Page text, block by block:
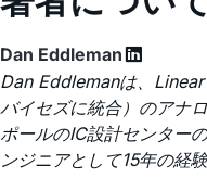
Dan Eddleman
Dan Eddlemanは、
バイセズに統合）のアナ
ポールのIC設計センター
ンジニアとして15年の経